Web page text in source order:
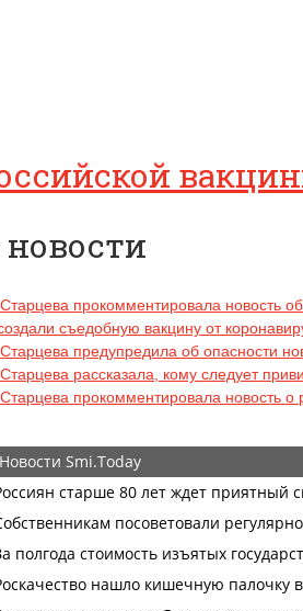
прокомментировала новость
съедобную вакцину от
предупредила об опасности
рассказала, кому следует
прокомментировала новость о